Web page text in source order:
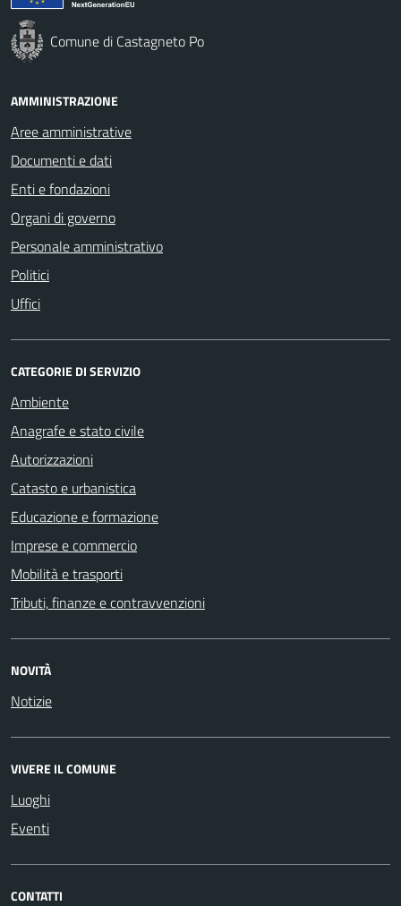
Comune di Castagneto Po
AMMINISTRAZIONE
Aree amministrative
Documenti e dati
Enti e fondazioni
Organi di governo
Personale amministrativo
Politici
Uffici
CATEGORIE DI SERVIZIO
Ambiente
Anagrafe e stato civile
Autorizzazioni
Catasto e urbanistica
Educazione e formazione
Imprese e commercio
Mobilità e trasporti
Tributi, finanze e contravvenzioni
NOVITÀ
Notizie
VIVERE IL COMUNE
Luoghi
Eventi
CONTATTI